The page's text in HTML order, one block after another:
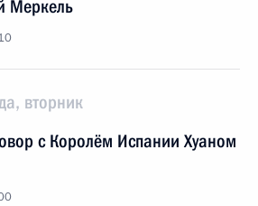
Меркель
вторник
с Королём Испании Хуаном